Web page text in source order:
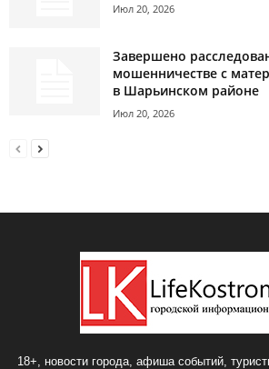
Июл 20, 2026
Завершено
мошенничестве с
в Шарьинском районе
Июл 20, 2026
18+, новости города, афиша событий,